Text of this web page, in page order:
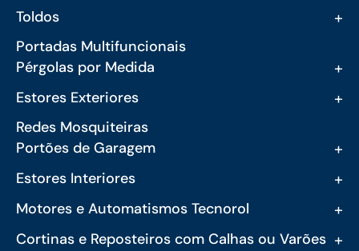
Toldos +
Portadas Multifuncionais
Pérgolas por Medida
+
Estores Exteriores +
Redes Mosquiteiras
Portões de Garagem
+
Estores Interiores +
Motores e Automatismos Tecnorol +
Cortinas e Reposteiros com Calhas ou Varões +